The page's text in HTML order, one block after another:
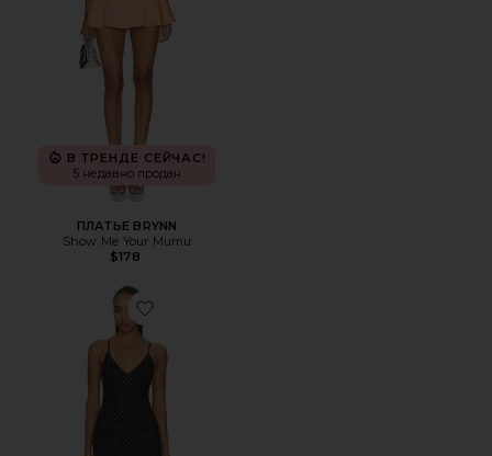
В ТРЕНДЕ СЕЙЧАС!
5 недавно продан
ПЛАТЬЕ BRYNN
Show Me Your Mumu
$178
Favorite ПЛАТЬЕ WEIGHTLESS